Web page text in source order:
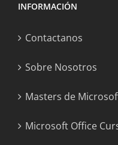
INFORMACIÓN
Contactanos
Sobre Nosotros
Masters de
Microsoft Office